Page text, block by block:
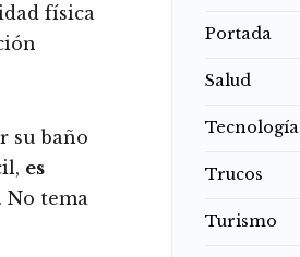
física
su baño
es
. No tema
Portada
Salud
Tecnología
Trucos
Turismo